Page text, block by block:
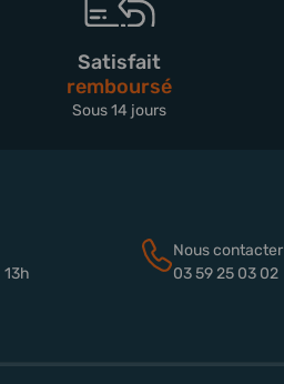
Satisfait
remboursé
Sous 14 jours
Nous contacter
03 59 25 03 02